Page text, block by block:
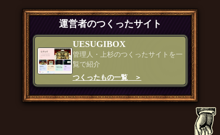
運営者のつくったサイト
UESUGIBOX
管理人・上杉のつくったサイトを一
覧で紹介
つくったもの一覧 ＞